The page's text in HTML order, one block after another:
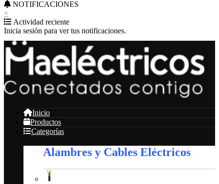
NOTIFICACIONES
×
Actividad reciente
Inicia sesión para ver tus notificaciones.
Inicio
Productos
Categorías
Alambres y Cables Eléctricos